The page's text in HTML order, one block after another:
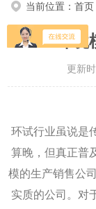
当前位置：首页
环境
更新
环试行业虽说是
算晚，但真正普
模的生产销售公
实质的公司。对